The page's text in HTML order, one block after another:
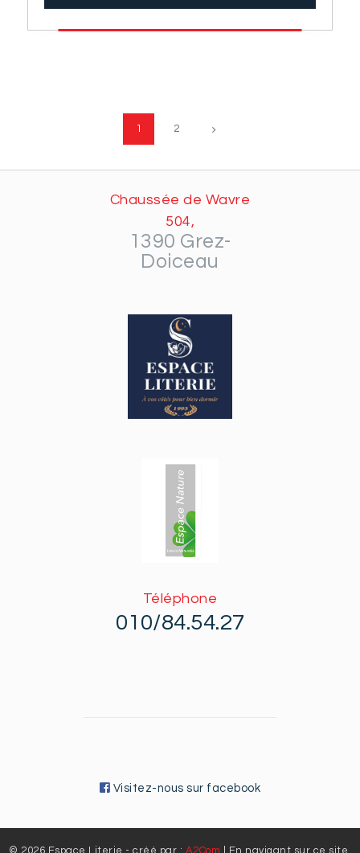
1 2
Chaussée de Wavre
504,
1390 Grez-
Doiceau
Téléphone
010/84.54.27
Visitez-nous sur facebook